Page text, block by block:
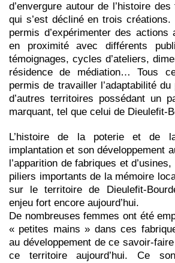
d’envergure autour de l’histoire
qui s’est décliné en trois
permis d’expérimenter des actions
en proximité avec différents
témoignages, cycles d’ateliers,
résidence de médiation… Tous
permis de travailler l’adaptabilité
d’autres territoires possédant un
marquant, tel que celui de Dieulefit-
L’histoire de la poterie et de
implantation et son développement
l’apparition de fabriques et
piliers importants de la mémoire
sur le territoire de Dieulefit-
enjeu fort encore aujourd’hui.
De nombreuses femmes ont été
« petites mains » dans ces
au développement de ce savoir-
ce territoire aujourd’hui. Ce